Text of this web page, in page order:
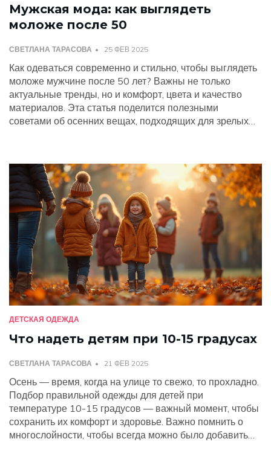
Мужская мода: как выглядеть
моложе после 50
СВЕТЛАНА ТАРАСОВА 25 ФЕВ 2025
Как одеваться современно и стильно, чтобы выглядеть
моложе мужчине после 50 лет? Важны не только
актуальные тренды, но и комфорт, цвета и качество
материалов. Эта статья поделится полезными
советами об осенних вещах, подходящих для зрелых
Оставайтесь элегантными и уверенными в себе в
любом возрасте.
ДЕТСКАЯ ОДЕЖДА
Что надеть детям при 10-15 градусах
СВЕТЛАНА ТАРАСОВА 21 ФЕВ 2025
Осень — время, когда на улице то свежо, то прохладно.
Подбор правильной одежды для детей при
температуре 10-15 градусов — важный момент, чтобы
сохранить их комфорт и здоровье. Важно помнить о
многослойности, чтобы всегда можно было добавить